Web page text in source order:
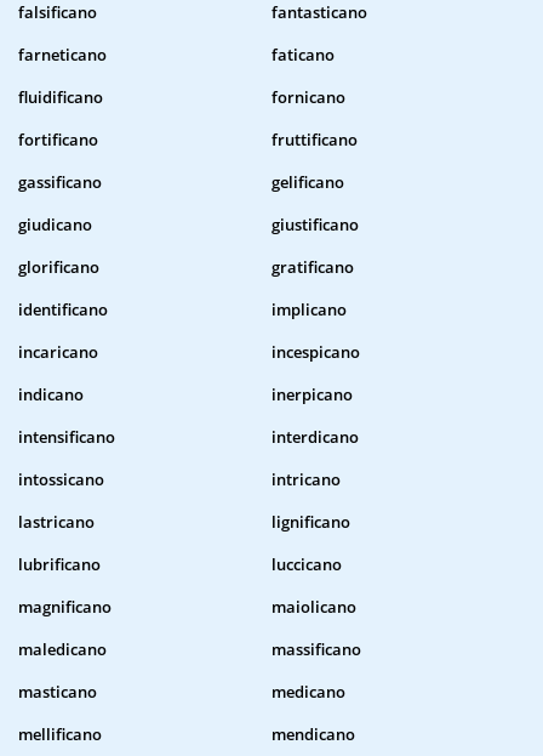
falsificano
fantasticano
farneticano
faticano
fluidificano
fornicano
fortificano
fruttificano
gassificano
gelificano
giudicano
giustificano
glorificano
gratificano
identificano
implicano
incaricano
incespicano
indicano
inerpicano
intensificano
interdicano
intossicano
intricano
lastricano
lignificano
lubrificano
luccicano
magnificano
maiolicano
maledicano
massificano
masticano
medicano
mellificano
mendicano